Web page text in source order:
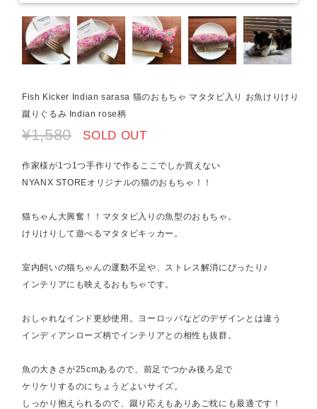
Fish Kicker Indian sarasa 猫のおもちゃ マタタビ入り お魚けりけり
蹴りぐるみ Indian rose柄
¥1,580 SOLD OUT
作家様が1つ1つ手作りで作るここでしか買えない
NYANX STOREオリジナルの猫のおもちゃ！！
猫ちゃん大興奮！！マタタビ入りの魚型のおもちゃ。
けりけりして遊べるマタタビキッカー。
室内飼いの猫ちゃんの運動不足や、ストレス解消にぴったり♪
インテリアにも映えるおもちゃです。
おしゃれなインド更紗使用。ヨーロッパなどのデザインとは違う
インディアンローズ柄でインテリアとの相性も抜群。
魚の大きさが25cmあるので、前足でつかみ後ろ足で
ケリケリするのにちょうどよいサイズ。
しっかり抱えられるので、蹴り応えもありあご枕にも最適です！